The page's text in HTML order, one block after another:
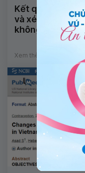
Kết quả Pap là
và xét nghiệm
không?
Xem thêm